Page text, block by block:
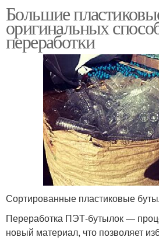
Большие
оригинальных
переработки
Сортированные пластиковые
Переработка ПЭТ-бутылок —
новый материал, что позволяет